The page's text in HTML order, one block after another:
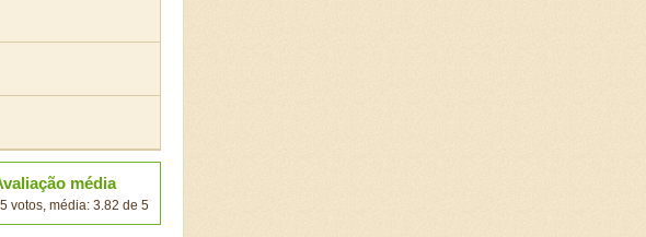
média
votos, média: 3.82 de 5